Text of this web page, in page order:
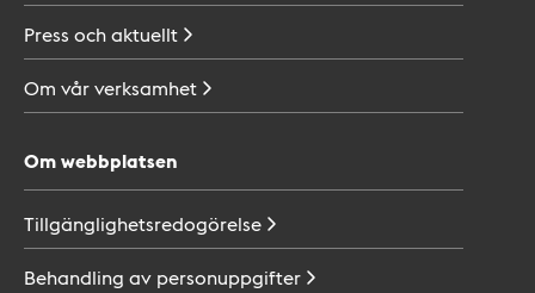
Press ochaktuellt
Om vårverksamhet
Om webbplatsen
Tillgänglighetsredogörelse
Behandling av personuppgifter